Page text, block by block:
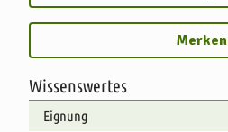
Wissenswertes
Eignung
Merken